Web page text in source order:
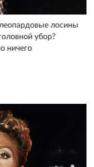
лосины
убор?
ничего